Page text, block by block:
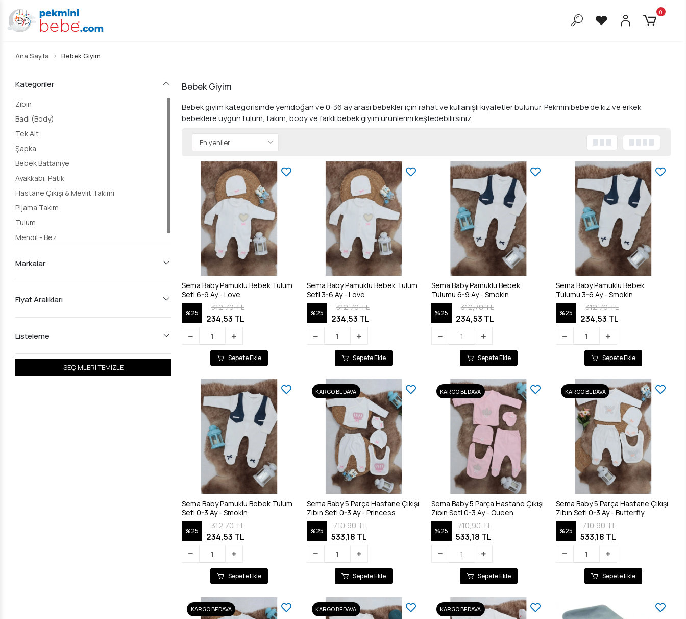
0
Ana Sayfa Bebek Giyim
Kategoriler
Zıbın
Badi (Body)
Tek Alt
Şapka
Bebek Battaniye
Ayakkabı, Patik
Hastane Çıkışı & Mevlit Takımı
Pijama Takım
Tulum
Mendil - Bez
Markalar
Fiyat Aralıkları
Listeleme
SEÇİMLERİ TEMİZLE
Bebek Giyim
Bebek giyim kategorisinde yenidoğan ve 0-36 ay arası bebekler için rahat ve kullanışlı kıyafetler bulunur. Pekminibebe’de kız ve erkek
bebeklere uygun tulum, takım, body ve farklı bebek giyim ürünlerini keşfedebilirsiniz.
Sema Baby Pamuklu Bebek Tulum
Seti 6-9 Ay - Love
%25
312,70 TL
234,53 TL
Sepete Ekle
Sema Baby Pamuklu Bebek Tulum
Seti 3-6 Ay - Love
%25
312,70 TL
234,53 TL
Sepete Ekle
Sema Baby Pamuklu Bebek
Tulumu 6-9 Ay - Smokin
%25
312,70 TL
234,53 TL
Sepete Ekle
Sema Baby Pamuklu Bebek
Tulumu 3-6 Ay - Smokin
%25
312,70 TL
234,53 TL
Sepete Ekle
Sema Baby Pamuklu Bebek Tulum
Seti 0-3 Ay - Smokin
%25
312,70 TL
234,53 TL
Sepete Ekle
KARGO BEDAVA
Sema Baby 5 Parça Hastane Çıkışı
Zıbın Seti 0-3 Ay - Princess
%25
710,90 TL
533,18 TL
Sepete Ekle
KARGO BEDAVA
Sema Baby 5 Parça Hastane Çıkışı
Zıbın Seti 0-3 Ay - Queen
%25
710,90 TL
533,18 TL
Sepete Ekle
KARGO BEDAVA
Sema Baby 5 Parça Hastane Çıkışı
Zıbın Seti 0-3 Ay - Butterfly
%25
710,90 TL
533,18 TL
Sepete Ekle
KARGO BEDAVA KARGO BEDAVA KARGO BEDAVA